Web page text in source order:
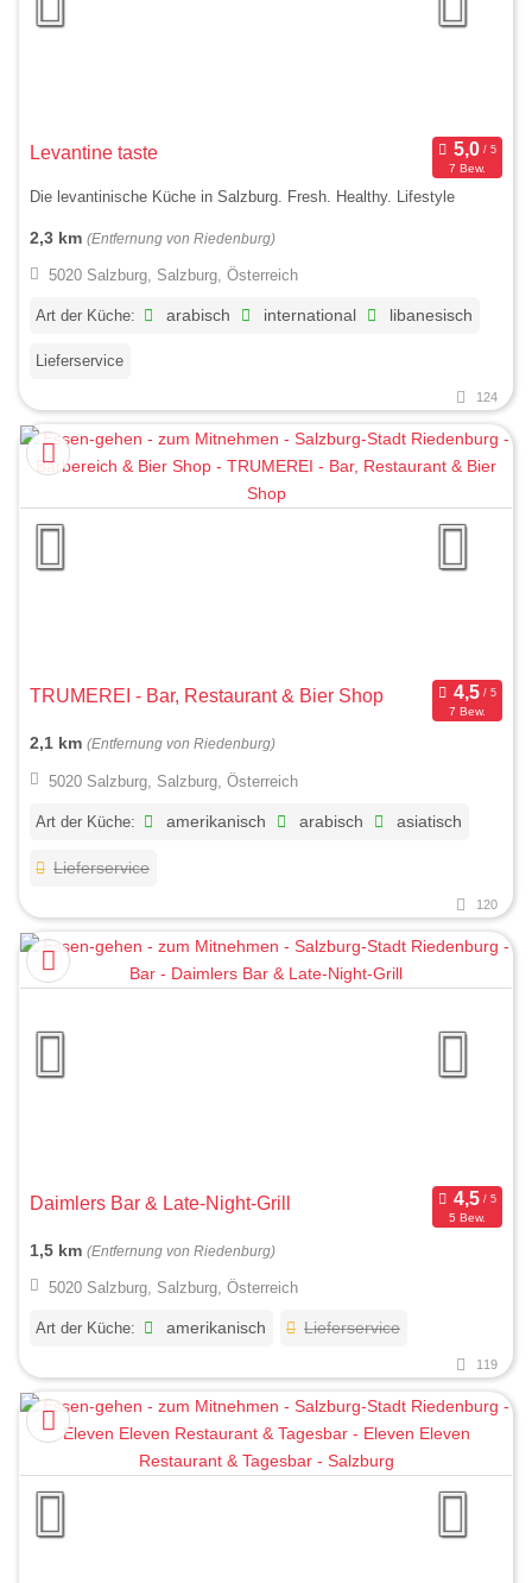
Levantine taste
7 Bew.
Die levantinische Küche in Salzburg. Fresh. Healthy. Lifestyle
2,3 km (Entfernung von Riedenburg)
5020 Salzburg, Salzburg, Österreich
Art der Küche: arabisch international libanesisch
Lieferservice
124
TRUMEREI - Bar, Restaurant & Bier Shop
7 Bew.
2,1 km (Entfernung von Riedenburg)
5020 Salzburg, Salzburg, Österreich
Art der Küche: amerikanisch arabisch asiatisch
Lieferservice
120
Daimlers Bar & Late-Night-Grill
5 Bew.
1,5 km (Entfernung von Riedenburg)
5020 Salzburg, Salzburg, Österreich
Art der Küche: amerikanisch Lieferservice
119